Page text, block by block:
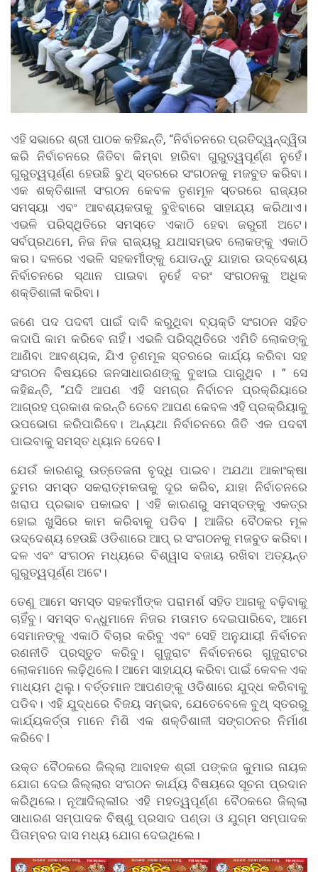
ଏହି ସଭାରେ ଶ୍ରୀ ପାଠକ କହିଛନ୍ତି, “ନିର୍ବାଚନରେ ​​ପ୍ରତିଦ୍ୱନ୍ଦ୍ୱିତା
କରି ନିର୍ବାଚନରେ ​​ଜିତିବା କିମ୍ବା ହାରିବା ଗୁରୁତ୍ୱପୂର୍ଣ୍ଣ ନୁହେଁ।
ଗୁରୁତ୍ୱପୂର୍ଣ୍ଣ ହେଉଛି ବୁଥ୍ ସ୍ତରରେ ସଂଗଠନକୁ ମଜବୁତ କରିବା।
ଏକ ଶକ୍ତିଶାଳୀ ସଂଗଠନ କେବଳ ତୃଣମୂଳ ସ୍ତରରେ ରାଜ୍ୟର
ସମସ୍ୟା ଏବଂ ଆବଶ୍ୟକତାକୁ ବୁଝିବାରେ ସାହାଯ୍ୟ କରିଥାଏ।
ଏଭଳି ପରିସ୍ଥିତିରେ ସମସ୍ତେ ଏକାଠି ହେବା ଜରୁରୀ ଅଟେ।
ସର୍ବପ୍ରଥମେ, ନିଜ ନିଜ ରାଜ୍ୟରୁ ଯଥାସମ୍ଭବ ଲୋକଙ୍କୁ ଏକାଠି
କର। ଦଳରେ ଏଭଳି ସହକର୍ମୀଙ୍କୁ ଯୋଡନ୍ତୁ ଯାହାର ଉଦ୍ଦେଶ୍ୟ
ନିର୍ବାଚନରେ ​​ସ୍ଥାନ ପାଇବା ନୁହେଁ ବରଂ ସଂଗଠନକୁ ଅଧିକ
ଶକ୍ତିଶାଳୀ କରିବା।
ଜଣେ ପଦ ପଦବୀ ପାଇଁ ଦାବି କରୁଥିବା ବ୍ୟକ୍ତି ସଂଗଠନ ସହିତ
କଦାପି କାମ କରିବେ ନାହିଁ। ଏଭଳି ପରିସ୍ଥିତିରେ ଏମିତି ଲୋକଙ୍କୁ
ଆଣିବା ଆବଶ୍ୟକ, ଯିଏ ତୃଣମୂଳ ସ୍ତରରେ କାର୍ଯ୍ୟ କରିବା ସହ
ସଂଗଠନ ବିଷୟରେ ଜନସାଧାରଣଙ୍କୁ ବୁଝାଇ ପାରୁଥିବ । ” ସେ
କହିଛନ୍ତି, “ଯଦି ଆପଣ ଏହି ସମଗ୍ର ନିର୍ବାଚନ ପ୍ରକ୍ରିୟାରେ
ଆଗ୍ରହ ପ୍ରକାଶ କରନ୍ତି ତେବେ ଆପଣ କେବଳ ଏହି ପ୍ରକ୍ରିୟାକୁ
ଉପଭୋଗ କରିପାରିବେ। ଅନ୍ୟଥା ନିର୍ବାଚନରେ ​​ଜିତି ଏକ ପଦବୀ
ପାଇବାକୁ ସମସ୍ତ ଧ୍ୟାନ ଦେବେ l
ଯେଉଁ କାରଣରୁ ଉତ୍ତେଜନା ବୃଦ୍ଧି ପାଇବ। ଅଯଥା ଆକାଂକ୍ଷା
ତୁମର ସମସ୍ତ ସକରାତ୍ମକତାକୁ ଦୂର କରିବ, ଯାହା ନିର୍ବାଚନରେ
ଖରାପ ପ୍ରଭାବ ପକାଇବ | ଏହି କାରଣରୁ ସମସ୍ତଙ୍କୁ ଏକତ୍ର
ହୋଇ ଖୁସିରେ କାମ କରିବାକୁ ପଡିବ | ଆଜିର ବୈଠକର ମୂଳ
ଉଦ୍ଦେଶ୍ୟ ହେଉଛି ଓଡିଶାରେ ଆପ୍ ର ସଂଗଠନକୁ ମଜବୁତ କରିବା।
ଦଳ ଏବଂ ସଂଗଠନ ମଧ୍ୟରେ ବିଶ୍ୱାସ ବଜାୟ ରଖିବା ଅତ୍ୟନ୍ତ
ଗୁରୁତ୍ୱପୂର୍ଣ୍ଣ ଅଟେ।
ତେଣୁ ଆମେ ସମସ୍ତ ସହକର୍ମୀଙ୍କ ପରାମର୍ଶ ସହିତ ଆଗକୁ ବଢ଼ିବାକୁ
ଚାହିଁବୁ। ସମସ୍ତ ବନ୍ଧୁମାନେ ନିଜର ମତାମତ ଦେଇପାରିବେ, ଆମେ
ସେମାନଙ୍କୁ ଏକାଠି ବିଚାର କରିବୁ ଏବଂ ସେହି ଅନୁଯାୟୀ ନିର୍ବାଚନ
ରଣନୀତି ପ୍ରସ୍ତୁତ କରିବୁ। ଗୁଜୁରାଟ ନିର୍ବାଚନରେ ​​ଗୁଜୁରାଟର
ଲୋକମାନେ ଲଢ଼ିଥିଲେ l ଆମେ ସାହାଯ୍ୟ କରିବା ପାଇଁ କେବଳ ଏକ
ମାଧ୍ୟମ ଥିଲୁ। ବର୍ତ୍ତମାନ ଆପଣଙ୍କୁ ଓଡିଶାରେ ଯୁଦ୍ଧ କରିବାକୁ
ପଡିବ। ଏହି ଯୁଦ୍ଧରେ ବିଜୟ ସମ୍ଭବ, ଯେତେବେଳେ ବୁଥ୍ ସ୍ତରରୁ
କାର୍ଯ୍ୟକର୍ତ୍ତା ମାନେ ମିଶି ଏକ ଶକ୍ତିଶାଳୀ ସଙ୍ଗଠନର ନିର୍ମାଣ
କରିବେ l
ଉକ୍ତ ବୈଠକରେ ଜିଲ୍ଲା ଆବାହକ ଶ୍ରୀ ପଙ୍କଜ କୁମାର ନାୟକ
ଯୋଗ ଦେଇ ଜିଲ୍ଲାର ସଂଗଠନ କାର୍ଯ୍ୟ ବିଷୟରେ ସୂଚନା ପ୍ରଦାନ
କରିଥିଲେ। ନୂଆଦିଲ୍ଲୀର ଏହି ମହତ୍ୱପୂର୍ଣ୍ଣ ବୈଠକରେ ଜିଲ୍ଲା
ସାଧାରଣ ସମ୍ପାଦକ ବିଷ୍ଣୁ ପ୍ରସାଦ ପଣ୍ଡା ଓ ଯୁଗ୍ମ ସମ୍ପାଦକ
ପିତାମ୍ବର ଦାସ ମଧ୍ୟ ଯୋଗ ଦେଇଥିଲେ।